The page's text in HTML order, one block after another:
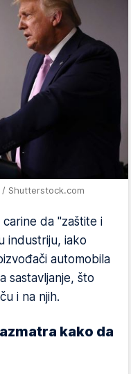
/ Shutterstock.com
da "zaštite i
industriju, iako
automobila
sastavljanje, što
i na njih.
kako da